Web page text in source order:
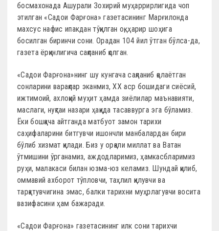
босмахонада Ашурали Зохирий муҳаррирлигида чоп
этилган «Садои Фарғона» газетасининг Марғилонда
махсус нафис ипакдан тўқилган оқ, ҳарир шоҳига
босилган биринчи сони. Орадан 104 йил ўтган бўлса-да,
газета ёрқинлигича сақланиб қолган.
«Садои Фарғона»нинг шу кунгача сақланиб қолаётган
сонларини варақлар эканмиз, ХХ аср бошидаги сиёсий,
ижтимоий, ахлоқий муҳит ҳамда зиёлилар маънавияти,
маслаги, нуқтаи назари ҳақида тасаввурга эга бўламиз.
Ёки бошқача айтганда матбуот замон тарихи
саҳифаларини битгувчи ишончли манбалардан бири
бўлиб хизмат қилади. Биз у орқали миллат ва Ватан
ўтмишини ўрганамиз, аждодларимиз, ҳамкасбларимиз
руҳи, малакаси билан юзма-юз келамиз. Шундай қилиб,
оммавий ахборот тўпловчи, таҳлил қилувчи ва
тарқатувчигина эмас, балки тарихни муҳрлагувчи восита
вазифасини ҳам бажаради.
«Садои Фарғона» газетасининг илк сони тарихчи